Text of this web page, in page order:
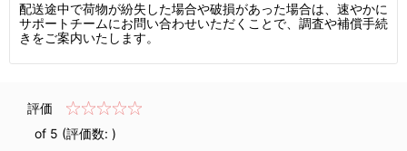
配送途中で荷物が紛失した場合や破損があった場合は、速やかに
サポートチームにお問い合わせいただくことで、調査や補償手続
きをご案内いたします。
評価
of 5 (評価数: )